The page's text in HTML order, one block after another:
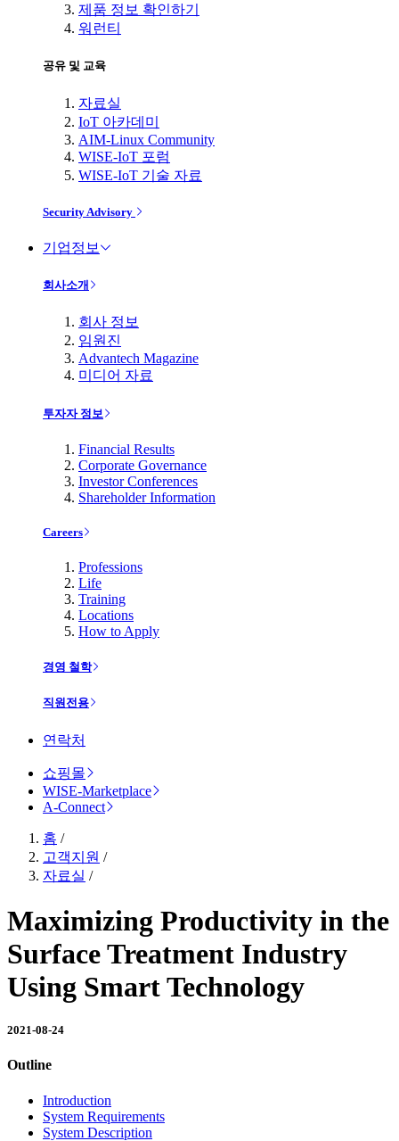
제품 정보 확인하기
워런티
공유 및 교육
자료실
IoT 아카데미
AIM-Linux Community
WISE-IoT 포럼
WISE-IoT 기술 자료
Security Advisory
기업정보
회사소개
회사 정보
임원진
Advantech Magazine
미디어 자료
투자자 정보
Financial Results
Corporate Governance
Investor Conferences
Shareholder Information
Careers
Professions
Life
Training
Locations
How to Apply
경영 철학
직원전용
연락처
쇼핑몰
WISE-Marketplace
A-Connect
홈 /
고객지원 /
자료실 /
Maximizing Productivity in the
Surface Treatment Industry
Using Smart Technology
2021-08-24
Outline
Introduction
System Requirements
System Description